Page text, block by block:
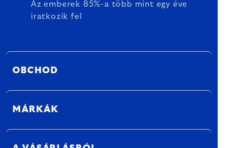
Az emberek 85%-a több mint egy éve
iratkozik fel
OBCHOD
MÁRKÁK